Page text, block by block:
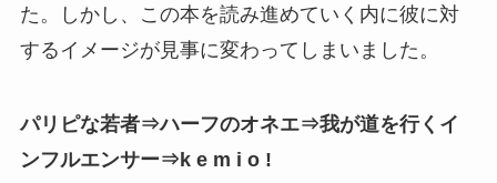
た。しかし、この本を読み進めていく内に彼に対
するイメージが見事に変わってしまいました。
パリピな若者⇒ハーフのオネエ⇒我が道を行くイ
ンフルエンサー⇒k e m i o !